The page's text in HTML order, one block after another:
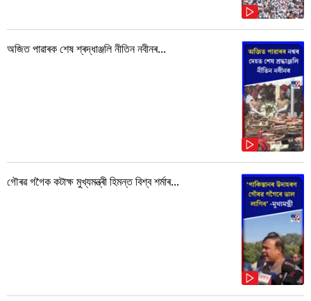
অজিত পাৱাৰক শেষ শ্ৰদ্ধাঞ্জলি নীতিন নবীনৰ...
গৌৰৱ গগৈক কটাক্ষ মুখ্যমন্ত্ৰী হিমন্ত বিশ্ব শৰ্মাৰ...